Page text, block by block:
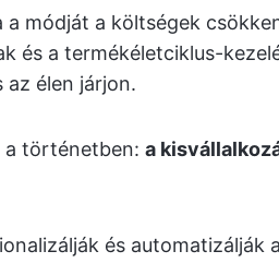
módját a költségek
és a termékéletciklus-
az élen járjon.
a történetben: a
és automatizálják